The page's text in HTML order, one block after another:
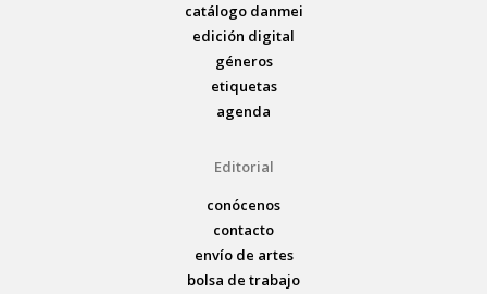
catálogo danmei
edición digital
géneros
etiquetas
agenda
Editorial
conócenos
contacto
envío de artes
bolsa de trabajo